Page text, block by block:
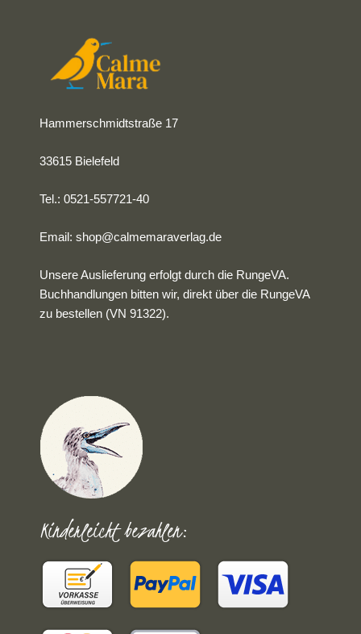
Hammerschmidtstraße 17
33615 Bielefeld
Tel.: 0521-557721-40
Email:shop@calmemaraverlag.de
Unsere Auslieferung erfolgt durch die RungeVA.
Buchhandlungen bitten wir, direkt über die RungeVA
zu bestellen (VN 91322).
Kinderleicht bezahlen: